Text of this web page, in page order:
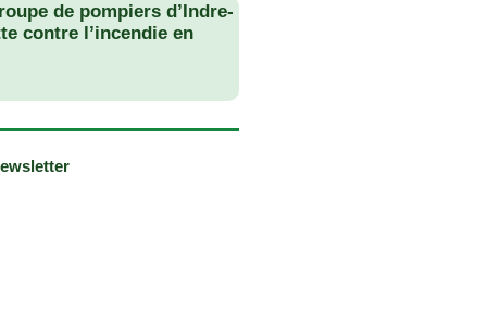
de pompiers d’Indre-
contre l’incendie en